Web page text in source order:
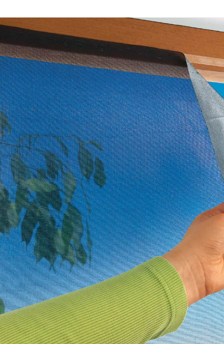
Bei Verfügbarkeit erinnern
Derzeit nicht lieferbar
Mücken & Sonnenstrahlen bleiben draußen!
Fliegengitter mit integriertem Sonnen- und
Hitzeschutz
Reflektiert bis zu 85 % des Sonnenlichts
Einfache Befestigung durch
selbstklebendes Klettband am
Innenrahmen
Universell kürzbar auf die gewünschte
Größe
Gewebe aus Polyester
Das ist der Pluspunkt des Sonnenschutz-Fliegengitters!
Öffnen Sie einfach das Fenster und kleben Sie den
Klettverschluss an die Innenseite des Fensters.
Schneiden Sie das Polyestergewebe auf die
gewünschte Größe zu und drücken Sie es gegen den
Klettverschluss. Jetzt sollten sowohl Mücken als auch
Sonnenstrahlen draußen bleiben!